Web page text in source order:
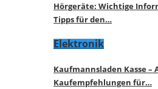
Hörgeräte: Wichtige
Tipps für den…
Elektronik
Kaufmannsladen Kasse
Kaufempfehlungen für…